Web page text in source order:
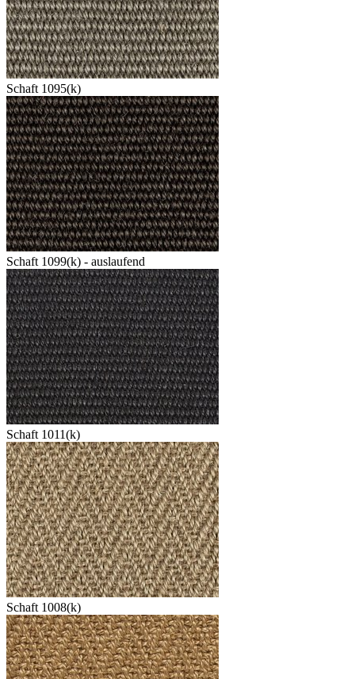
Schaft 1095(k)
Schaft 1099(k) - auslaufend
Schaft 1011(k)
Schaft 1008(k)